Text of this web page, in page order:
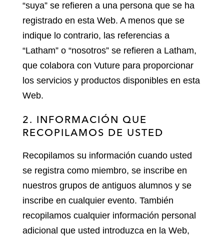
“suya” se refieren a una persona que se ha
registrado en esta Web. A menos que se
indique lo contrario, las referencias a
“Latham” o “nosotros” se refieren a Latham,
que colabora con Vuture para proporcionar
los servicios y productos disponibles en esta
Web.
2. INFORMACIÓN QUE
RECOPILAMOS DE USTED
Recopilamos su información cuando usted
se registra como miembro, se inscribe en
nuestros grupos de antiguos alumnos y se
inscribe en cualquier evento. También
recopilamos cualquier información personal
adicional que usted introduzca en la Web,